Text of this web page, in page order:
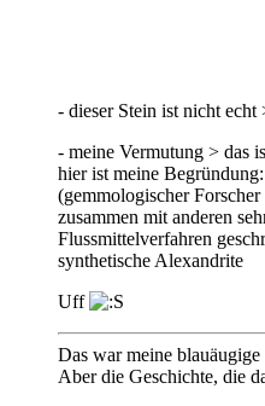
- dieser Stein ist nicht echt
- meine Vermutung > das
hier ist meine
(gemmologischer Forscher
zusammen mit anderen
Flussmittelverfahren
synthetische Alexandrite
Uff
Das war meine
Aber die Geschichte, die